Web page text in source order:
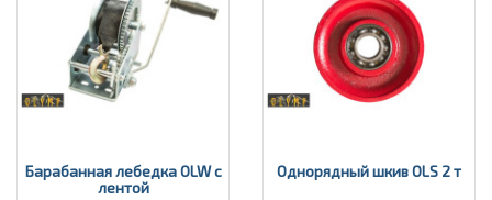
Барабанная лебедка OLW с
лентой
Однорядный шкив OLS 2 т